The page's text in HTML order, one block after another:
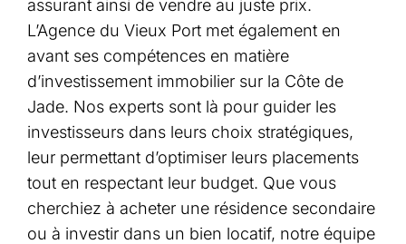
assurant ainsi de vendre au juste prix.
L’Agence du Vieux Port met également en
avant ses compétences en matière
d’investissement immobilier sur la Côte de
Jade. Nos experts sont là pour guider les
investisseurs dans leurs choix stratégiques,
leur permettant d’optimiser leurs placements
tout en respectant leur budget. Que vous
cherchiez à acheter une résidence secondaire
ou à investir dans un bien locatif, notre équipe